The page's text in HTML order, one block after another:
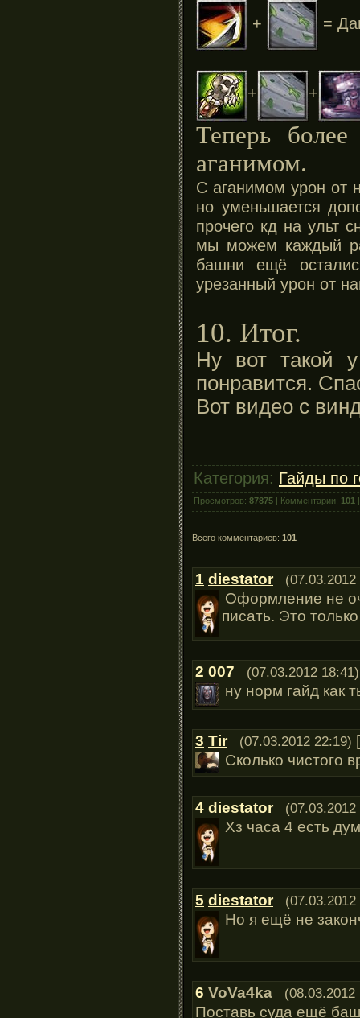
+ =
+ +
Теперь
аганимом.
С аганимом урон от
но уменьшается
прочего кд на ульт
мы можем каждый
башни ещё
урезанный урон от
10. Итог.
Ну вот такой
понравится.
Вот видео с
Категория: Гайды по
Просмотров: 87875 | Комментарии: 101
Всего комментариев: 101
1 diestator (07.03.2012
Оформление не
писать. Это
2 007 (07.03.2012 18:41)
ну норм гайд как
3 Tir (07.03.2012 22:19) [
Сколько чистого
4 diestator (07.03.2012
Хз часа 4 есть
5 diestator (07.03.2012
Но я ещё не
6 VoVa4ka (08.03.2012
Поставь суда ещё